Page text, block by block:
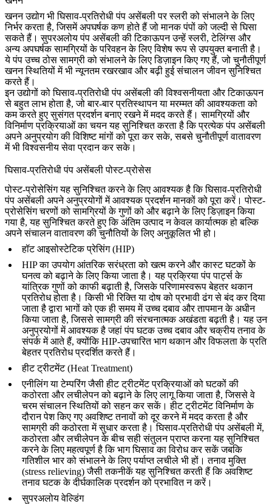
खननउद्योग भी घिसाव-प्रतिरोधी पंप असेंबली पर स्लरी को संभालने के लिए
निर्भर करता है, जिसमें अपघर्षक कण होते हैं जो मानक पंपों को जल्दी से घिसा
सकते हैं। सुपरअलोय पंप असेंबली की टिकाऊपन उन्हें स्लरी, टेलिंग्स और
अन्य अपघर्षक सामग्रियों के परिवहन के लिए विशेष रूप से उपयुक्त बनाती है।
ये पंप उच्च ठोस सामग्री को संभालने के लिए डिज़ाइन किए गए हैं, जो चुनौतीपूर्ण
खनन स्थितियों में भी न्यूनतम रखरखाव और बढ़ी हुई संचालन जीवन सुनिश्चित
करते हैं।
इन उद्योगों को घिसाव-प्रतिरोधी पंप असेंबली की विश्वसनीयता और टिकाऊपन
से बहुत लाभ होता है, जो बार-बार प्रतिस्थापन या मरम्मत की आवश्यकता को
कम करते हुए सुसंगत प्रदर्शन बनाए रखने में मदद करते हैं। सामग्रियों और
विनिर्माण प्रक्रियाओं का चयन यह सुनिश्चित करता है कि प्रत्येक पंप असेंबली
अपने अनुप्रयोग की विशिष्ट मांगों को पूरा कर सके, सबसे चुनौतीपूर्ण वातावरण
में भी विश्वसनीय सेवा प्रदान कर सके।
घिसाव-प्रतिरोधी पंप असेंबली पोस्ट-प्रोसेस
पोस्ट-प्रोसेसिंग यह सुनिश्चित करने के लिए आवश्यक है कि घिसाव-प्रतिरोधी
पंप असेंबली अपने अनुप्रयोगों में आवश्यक प्रदर्शन मानकों को पूरा करें। पोस्ट-
प्रोसेसिंग चरणों को सामग्रियों के गुणों को और बढ़ाने के लिए डिज़ाइन किया
गया है, यह सुनिश्चित करते हुए कि अंतिम उत्पाद न केवल कार्यात्मक हो बल्कि
अपने संचालन वातावरण की चुनौतियों के लिए अनुकूलित भी हो।
हॉट आइसोस्टेटिक प्रेसिंग (HIP)
HIP का उपयोग आंतरिक सरंध्रता को खत्म करने और कास्ट घटकों के
घनत्व को बढ़ाने के लिए किया जाता है। यह प्रक्रिया पंप पार्ट्स के
यांत्रिक गुणों को काफी बढ़ाती है, जिसके परिणामस्वरूप बेहतरथकान
प्रतिरोधहोता है। किसी भी रिक्ति या दोष को प्रभावी ढंग से बंद कर दिया
जाता है द्वारा भागों को एक ही समय में उच्च दबाव और तापमान के अधीन
किया जाता है, जिससे सामग्री की संरचनात्मक अखंडता बढ़ती है। यह उन
अनुप्रयोगों में आवश्यक है जहां पंप घटक उच्च दबाव और चक्रीय तनाव के
संपर्क में आते हैं, क्योंकि HIP-उपचारित भाग थकान और विफलता के प्रति
बेहतर प्रतिरोध प्रदर्शित करते हैं।
हीट ट्रीटमेंट (Heat Treatment)
एनीलिंग या टेम्परिंग जैसी हीट ट्रीटमेंट प्रक्रियाओं को घटकों की
कठोरता और लचीलेपन को बढ़ाने के लिए लागू किया जाता है, जिससे वे
चरम संचालन स्थितियों को सहन कर सकें। हीट ट्रीटमेंट विनिर्माण के
दौरान पेश किए गए अवशिष्ट तनावों को दूर करने में मदद करता है और
सामग्री की कठोरता में सुधार करता है। घिसाव-प्रतिरोधी पंप असेंबली में,
कठोरता और लचीलेपन के बीच सही संतुलन प्राप्त करना यह सुनिश्चित
करने के लिए महत्वपूर्ण है कि भाग घिसाव का विरोध कर सकें जबकि
गतिशील भार को संभालने के लिए पर्याप्त लचीले भी हों।तनाव मुक्ति
(stress relieving)जैसी तकनीकें यह सुनिश्चित करती हैं कि अवशिष्ट
तनाव घटक के दीर्घकालिक प्रदर्शन को प्रभावित न करें।
सुपरअलोय वेल्डिंग